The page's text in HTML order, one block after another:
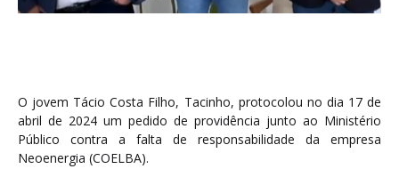
O jovem Tácio Costa Filho, Tacinho, protocolou no dia 17 de
abril de 2024 um pedido de providência junto ao Ministério
Público contra a falta de responsabilidade da empresa
Neoenergia (COELBA).